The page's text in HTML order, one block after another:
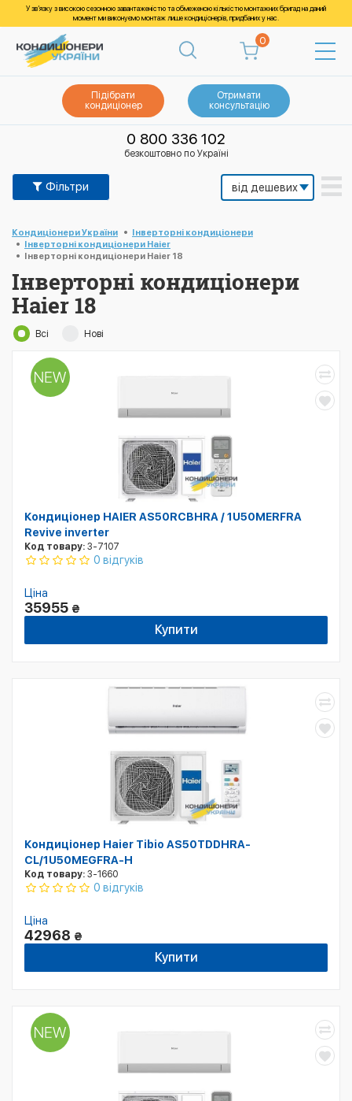
У зв’язку з високою сезонною завантаженістю та обмеженою кількістю монтажних бригад на даний
момент ми виконуємо монтаж лише кондиціонерів, придбаних у нас.
0
Підібрати
кондиціонер
Отримати
консультацію
0 800 336 102
безкоштовно по Україні
Фільтри
Кондиціонери України
Інверторні кондиціонери
Інверторні кондиціонери Haier
Інверторні кондиціонери Haier 18
Інверторні кондиціонери
Haier 18
Всі Нові
Кондиціонер HAIER AS50RCBHRA / 1U50MERFRA
Revive inverter
Код товару: 3-7107
0 відгуків
Ціна
35955 ₴
Купити
Кондиціонер Haier Tibio AS50TDDHRA-
CL/1U50MEGFRA-H
Код товару: 3-1660
0 відгуків
Ціна
42968 ₴
Купити